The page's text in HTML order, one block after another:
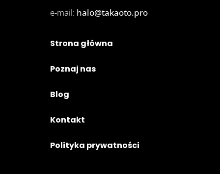
e-mail: halo@takaoto.pro
Strona główna
Poznaj nas
Blog
Kontakt
Polityka prywatności